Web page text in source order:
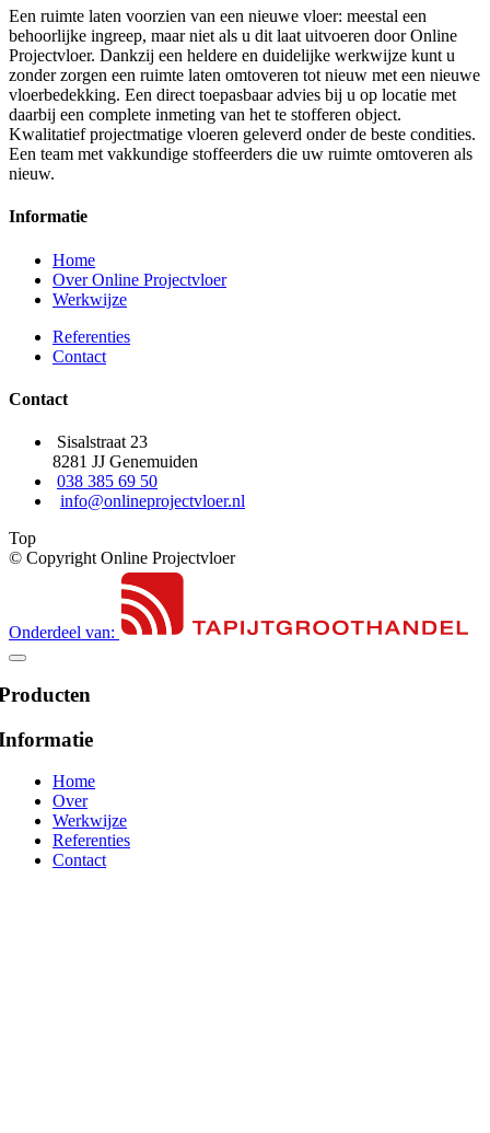
Een ruimte laten voorzien van een nieuwe vloer: meestal een
behoorlijke ingreep, maar niet als u dit laat uitvoeren door Online
Projectvloer. Dankzij een heldere en duidelijke werkwijze kunt u
zonder zorgen een ruimte laten omtoveren tot nieuw met een nieuwe
vloerbedekking. Een direct toepasbaar advies bij u op locatie met
daarbij een complete inmeting van het te stofferen object.
Kwalitatief projectmatige vloeren geleverd onder de beste condities.
Een team met vakkundige stoffeerders die uw ruimte omtoveren als
nieuw.
Informatie
Home
Over Online Projectvloer
Werkwijze
Referenties
Contact
Contact
Sisalstraat 23
8281 JJ Genemuiden
038 385 69 50
info@onlineprojectvloer.nl
Top
© Copyright Online Projectvloer
Onderdeel van:
Home
Over
Werkwijze
Referenties
Contact